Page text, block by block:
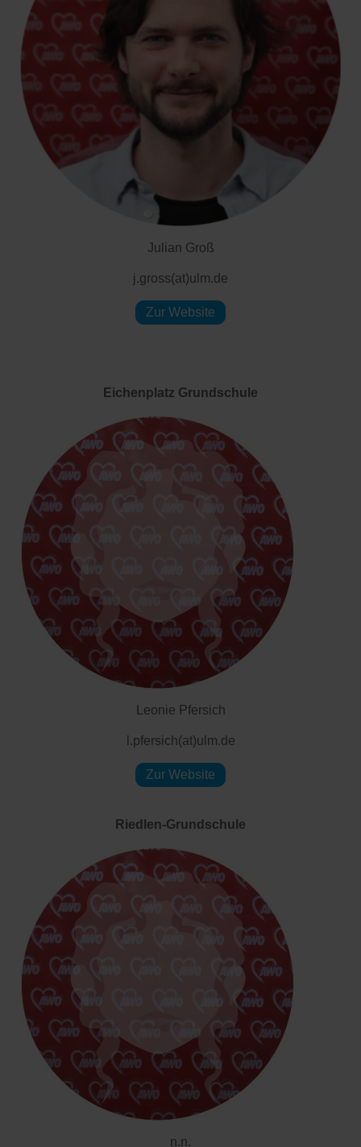
Julian Groß
j.gross(at)ulm.de
Zur Website
Eichenplatz Grundschule
Leonie Pfersich
l.pfersich(at)ulm.de
Zur Website
Riedlen-Grundschule
n.n.